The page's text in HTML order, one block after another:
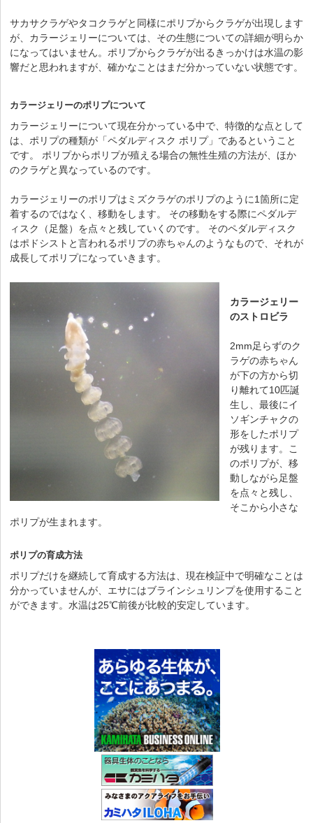
サカサクラゲやタコクラゲと同様にポリプからクラゲが出現します
が、カラージェリーについては、その生態についての詳細が明らか
になってはいません。ポリプからクラゲが出るきっかけは水温の影
響だと思われますが、確かなことはまだ分かっていない状態です。
カラージェリーのポリプについて
カラージェリーについて現在分かっている中で、特徴的な点として
は、 ポリプの種類が「ペダルディスク ポリプ」であるということ
です。 ポリプからポリプが殖える場合の無性生殖の方法が、ほか
のクラゲと異なっているのです。
カラージェリーのポリプはミズクラゲのポリプのように1箇所に定
着するのではなく、移動をします。 その移動をする際にペダルデ
ィスク（足盤）を点々と残していくのです。 そのペダルディスク
はポドシストと言われるポリプの赤ちゃんのようなもので、それが
成長してポリプになっていきます。
カラージェリー
のストロビラ
2mm足らずのク
ラゲの赤ちゃん
が下の方から切
り離れて10匹誕
生し、最後にイ
ソギンチャクの
形をしたポリプ
が残ります。こ
のポリプが、移
動しながら足盤
を点々と残し、
そこから小さな
ポリプが生まれます。
ポリプの育成方法
ポリプだけを継続して育成する方法は、現在検証中で明確なことは
分かっていませんが、エサにはブラインシュリンプを使用すること
ができます。水温は25℃前後が比較的安定しています。